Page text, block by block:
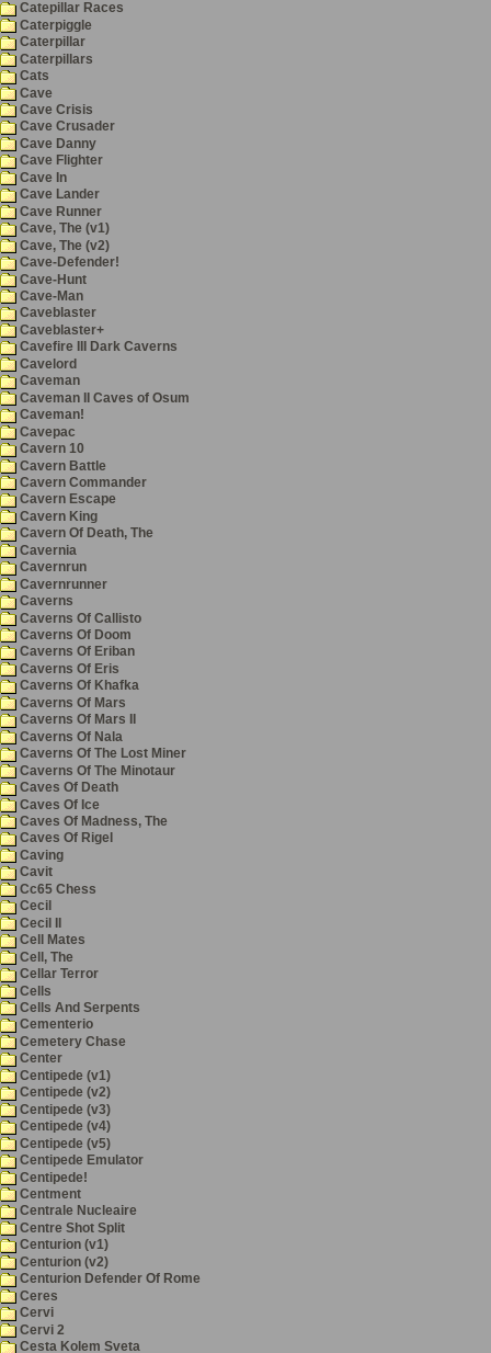
Catepillar Races
Caterpiggle
Caterpillar
Caterpillars
Cats
Cave
Cave Crisis
Cave Crusader
Cave Danny
Cave Flighter
Cave In
Cave Lander
Cave Runner
Cave, The (v1)
Cave, The (v2)
Cave-Defender!
Cave-Hunt
Cave-Man
Caveblaster
Caveblaster+
Cavefire III Dark Caverns
Cavelord
Caveman
Caveman II Caves of Osum
Caveman!
Cavepac
Cavern 10
Cavern Battle
Cavern Commander
Cavern Escape
Cavern King
Cavern Of Death, The
Cavernia
Cavernrun
Cavernrunner
Caverns
Caverns Of Callisto
Caverns Of Doom
Caverns Of Eriban
Caverns Of Eris
Caverns Of Khafka
Caverns Of Mars
Caverns Of Mars II
Caverns Of Nala
Caverns Of The Lost Miner
Caverns Of The Minotaur
Caves Of Death
Caves Of Ice
Caves Of Madness, The
Caves Of Rigel
Caving
Cavit
Cc65 Chess
Cecil
Cecil II
Cell Mates
Cell, The
Cellar Terror
Cells
Cells And Serpents
Cementerio
Cemetery Chase
Center
Centipede (v1)
Centipede (v2)
Centipede (v3)
Centipede (v4)
Centipede (v5)
Centipede Emulator
Centipede!
Centment
Centrale Nucleaire
Centre Shot Split
Centurion (v1)
Centurion (v2)
Centurion Defender Of Rome
Ceres
Cervi
Cervi 2
Cesta Kolem Sveta